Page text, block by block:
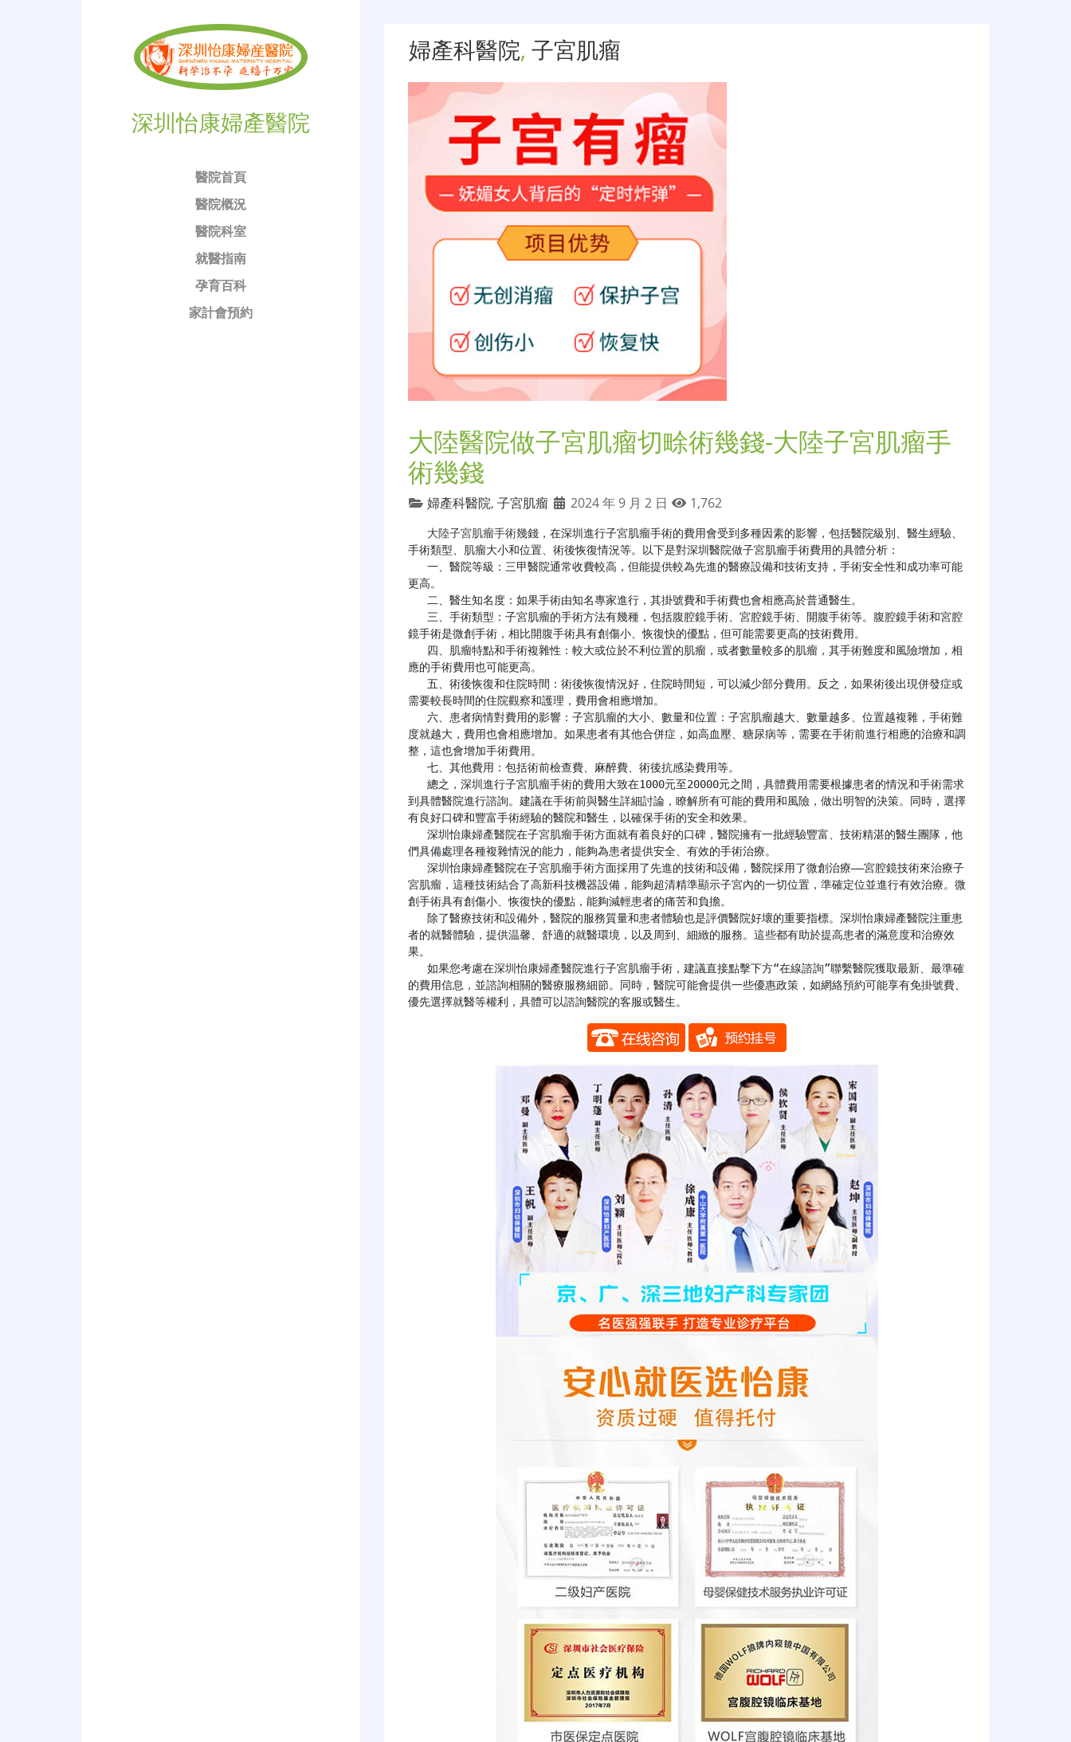
深圳怡康婦產醫院
醫院首頁
醫院概況
醫院科室
就醫指南
孕育百科
家計會預約
婦產科醫院, 子宮肌瘤
大陸醫院做子宮肌瘤切畭術幾錢-大陸子宮肌瘤手
術幾錢
婦產科醫院, 子宮肌瘤 2024 年 9 月 2 日 1,762
大陸子宮肌瘤手術幾錢 ，在深圳進行子宮肌瘤手術的費用會受到多種因素的影響，包括醫院級別、醫生經驗、
手術類型、肌瘤大小和位置、術後恢復情況等。以下是對深圳醫院做子宮肌瘤手術費用的具體分析：
更高。
鏡手術是微創手術，相比開腹手術具有創傷小、恢復快的優點，但可能需要更高的技術費用。
應的手術費用也可能更高。
需要較長時間的住院觀察和護理，費用會相應增加。
度就越大，費用也會相應增加。如果患者有其他合併症，如高血壓、糖尿病等，需要在手術前進行相應的治療和調
整，這也會增加手術費用。
到具體醫院進行諮詢。建議在手術前與醫生詳細討論，瞭解所有可能的費用和風險，做出明智的決策。同時，選擇
有良好口碑和豐富手術經驗的醫院和醫生，以確保手術的安全和效果。
們具備處理各種複雜情況的能力，能夠為患者提供安全、有效的手術治療。
宮肌瘤，這種技術結合了高新科技機器設備，能夠超清精準顯示子宮內的一切位置，準確定位並進行有效治療。微
創手術具有創傷小、恢復快的優點，能夠減輕患者的痛苦和負擔。
者的就醫體驗，提供温馨、舒適的就醫環境，以及周到、細緻的服務。這些都有助於提高患者的滿意度和治療效
果。
的費用信息，並諮詢相關的醫療服務細節。同時，醫院可能會提供一些優惠政策，如網絡預約可能享有免掛號費、
優先選擇就醫等權利，具體可以諮詢醫院的客服或醫生。